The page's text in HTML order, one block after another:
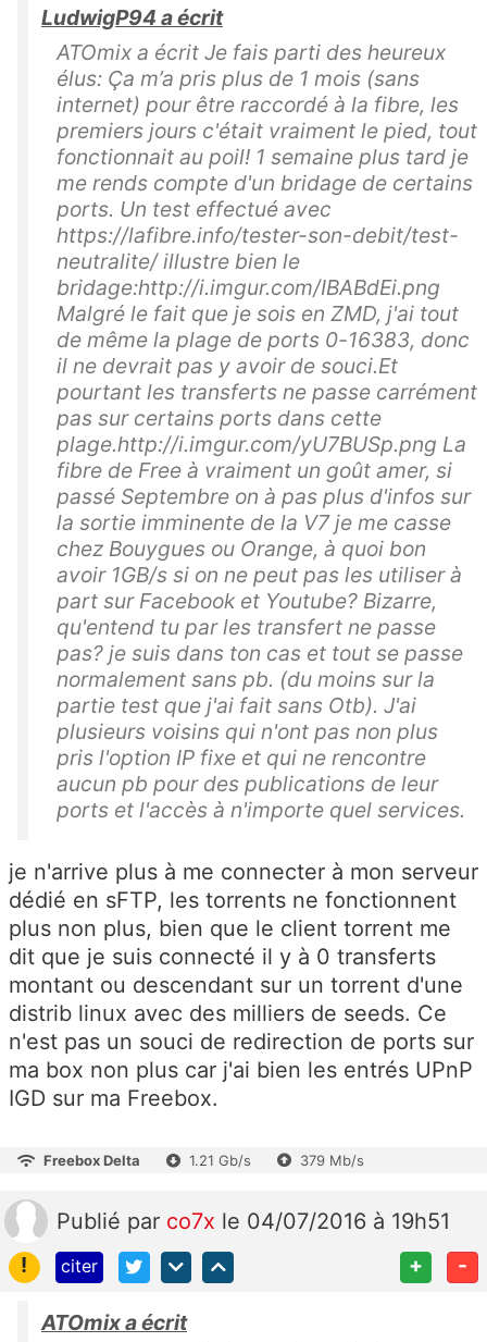
LudwigP94 a écrit
ATOmix a écrit Je fais parti des heureux
élus: Ça m’a pris plus de 1 mois (sans
internet) pour être raccordé à la fibre, les
premiers jours c'était vraiment le pied, tout
fonctionnait au poil! 1 semaine plus tard je
me rends compte d'un bridage de certains
ports. Un test effectué avec
https://lafibre.info/tester-son-debit/test-
neutralite/ illustre bien le
bridage:http://i.imgur.com/IBABdEi.png
Malgré le fait que je sois en ZMD, j'ai tout
de même la plage de ports 0-16383, donc
il ne devrait pas y avoir de souci.Et
pourtant les transferts ne passe carrément
pas sur certains ports dans cette
plage.http://i.imgur.com/yU7BUSp.png La
fibre de Free à vraiment un goût amer, si
passé Septembre on à pas plus d'infos sur
la sortie imminente de la V7 je me casse
chez Bouygues ou Orange, à quoi bon
avoir 1GB/s si on ne peut pas les utiliser à
part sur Facebook et Youtube? Bizarre,
qu'entend tu par les transfert ne passe
pas? je suis dans ton cas et tout se passe
normalement sans pb. (du moins sur la
partie test que j'ai fait sans Otb). J'ai
plusieurs voisins qui n'ont pas non plus
pris l'option IP fixe et qui ne rencontre
aucun pb pour des publications de leur
ports et l'accès à n'importe quel services.
je n'arrive plus à me connecter à mon serveur
dédié en sFTP, les torrents ne fonctionnent
plus non plus, bien que le client torrent me
dit que je suis connecté il y à 0 transferts
montant ou descendant sur un torrent d'une
distrib linux avec des milliers de seeds. Ce
n'est pas un souci de redirection de ports sur
ma box non plus car j'ai bien les entrés UPnP
IGD sur ma Freebox.
Freebox Delta 1.21 Gb/s 379 Mb/s
Publié par co7x le 04/07/2016 à 19h51
!
citer + -
ATOmix a écrit